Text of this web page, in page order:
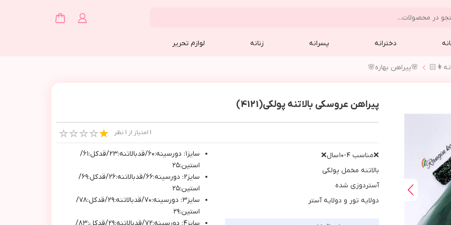
دخترانه پسرانه زنانه لوازم تحریر
🌸پيراهن بهاره🌸
پیراهن عروسکی بالاتنه پولکی(4121)
1 امتیاز از 1 نظر
❌مناسب ٤-١٠سال❌
بالاتنه مخمل پولكي
آستردوزي شده
دولايه تور و دولايه آستر
سايز١: دورسينه:٦٠/قدبالاتنه:٢٣/قدكل:٦١/
استين:٢٥
سايز٢: دورسينه:٦٦/قدبالاتنه:٢٦/قدكل:٦٩/
استين:٢٥
سايز٣: دورسينه:٧٠/قدبالاتنه:٢٩/قدكل:٧٨/
استين:٢٩